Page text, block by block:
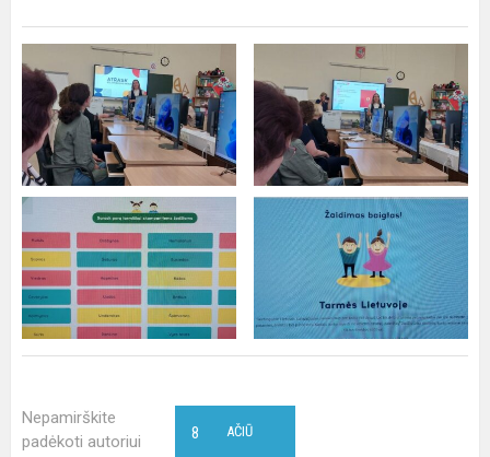
Nepamirškite
padėkoti autoriui
AČIŪ
8